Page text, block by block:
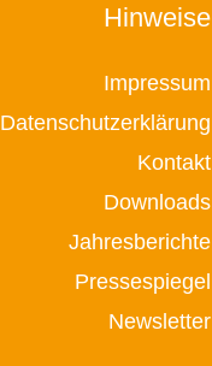
Hinweise
Impressum
Datenschutzerklärung
Kontakt
Downloads
Jahresberichte
Pressespiegel
Newsletter